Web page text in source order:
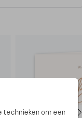
technieken om een